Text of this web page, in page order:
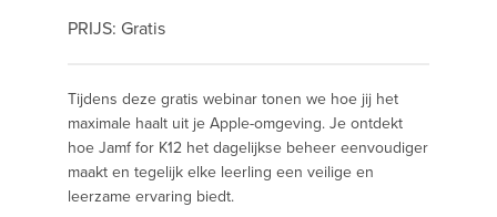
PRIJS: Gratis
Tijdens deze gratis webinar tonen we hoe jij het
maximale haalt uit je Apple-omgeving. Je ontdekt
hoe Jamf for K12 het dagelijkse beheer eenvoudiger
maakt en tegelijk elke leerling een veilige en
leerzame ervaring biedt.